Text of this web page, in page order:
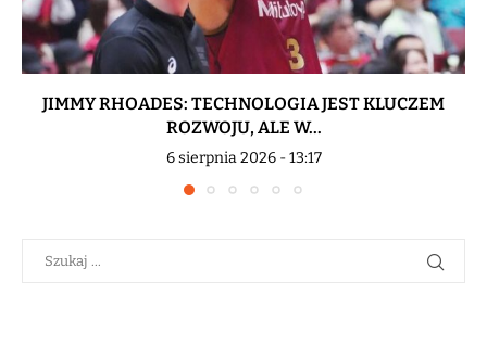
JIMMY RHOADES: TECHNOLOGIA JEST KLUCZEM
ROZWOJU, ALE W...
6 sierpnia 2026 - 13:17